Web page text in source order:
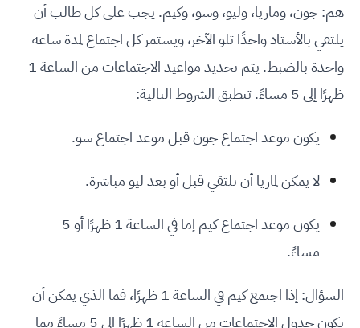
هم: جون، وماريا، وليو، وسو، وكيم. يجب على كل طالب أن
يلتقي بالأستاذ واحدًا تلو الآخر، ويستمر كل اجتماع لمدة ساعة
واحدة بالضبط. يتم تحديد مواعيد الاجتماعات من الساعة 1
ظهرًا إلى 5 مساءً. تنطبق الشروط التالية:
يكون موعد اجتماع جون قبل موعد اجتماع سو.
لا يمكن لماريا أن تلتقي قبل أو بعد ليو مباشرة.
يكون موعد اجتماع كيم إما في الساعة 1 ظهرًا أو 5
مساءً.
السؤال: إذا اجتمع كيم في الساعة 1 ظهرًا، فما الذي يمكن أن
يكون جدول الاجتماعات من الساعة 1 ظهرًا إلى 5 مساءً مما